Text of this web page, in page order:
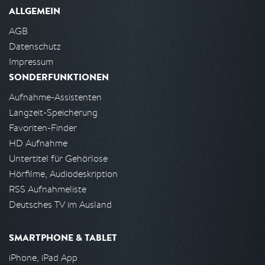
ALLGEMEIN
AGB
Datenschutz
Impressum
SONDERFUNKTIONEN
Aufnahme-Assistenten
Langzeit-Speicherung
Favoriten-Finder
HD Aufnahme
Untertitel für Gehörlose
Hörfilme, Audiodeskription
RSS Aufnahmeliste
Deutsches TV im Ausland
SMARTPHONE & TABLET
iPhone, iPad App